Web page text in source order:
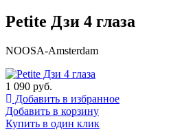
Petite Дзи 4 глаза
NOOSA-Amsterdam
1 090 руб.
Добавить в избранное
Добавить в корзину
Купить в один клик